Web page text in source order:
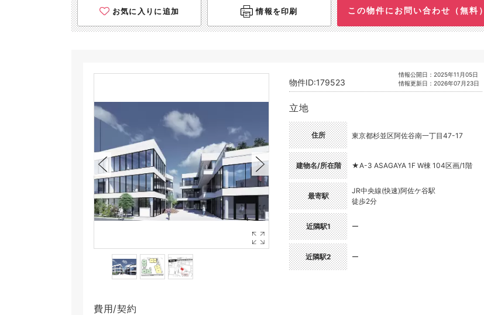
お気に入りに追加 情報を印刷 この物件にお問い合わせ（無料）
物件ID:179523
情報公開日：2025年11月05日
情報更新日：2026年07月23日
立地
住所 東京都杉並区阿佐谷南一丁目47-17
建物名/所在階 ★A-3 ASAGAYA 1F W棟 104区画/1階
最寄駅
JR中央線(快速)阿佐ケ谷駅
徒歩2分
近隣駅1 ー
近隣駅2 ー
費用/契約